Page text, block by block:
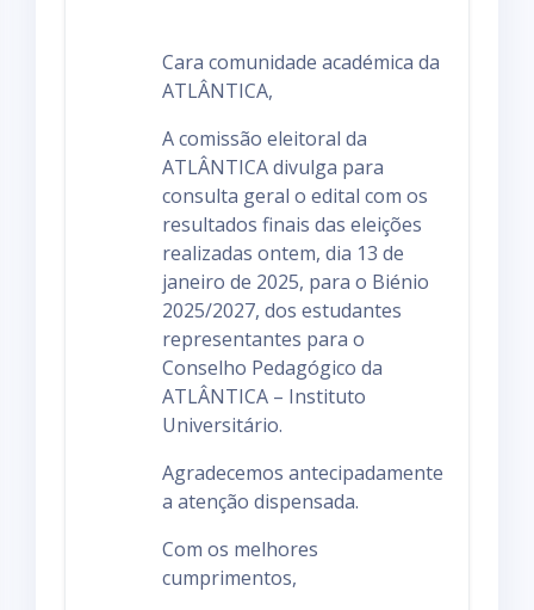
Cara comunidade académica da
ATLÂNTICA,
A comissão eleitoral da
ATLÂNTICA divulga para
consulta geral o edital com os
resultados finais das eleições
realizadas ontem, dia 13 de
janeiro de 2025, para o Biénio
2025/2027, dos estudantes
representantes para o
Conselho Pedagógico da
ATLÂNTICA – Instituto
Universitário.
Agradecemos antecipadamente
a atenção dispensada.
Com os melhores
cumprimentos,